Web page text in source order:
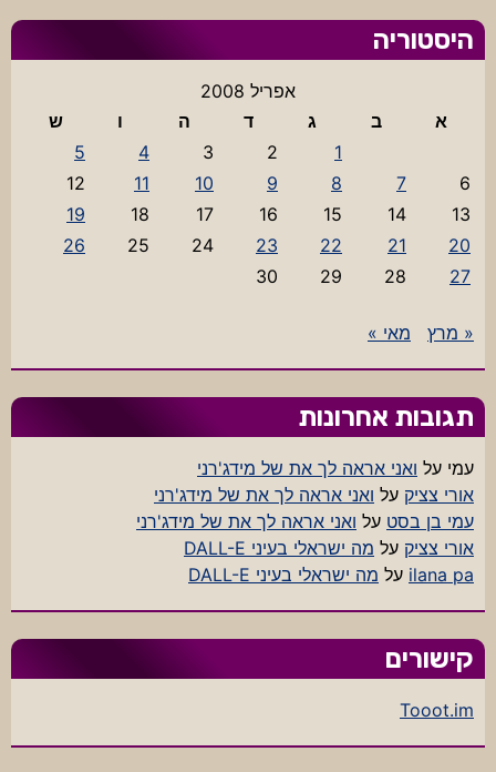
היסטוריה
אפריל 2008
א
ב ג ד ה ו
ש
1
2
3
4
5
6
7
8
9
10
11
12
13
14
15
16
17
18
19
20
21
22
23
24
25
26
27
28
29
30
« מרץ מאי »
תגובות אחרונות
עמי על ואני אראה לך את של מידג'רני
אורי צציק על ואני אראה לך את של מידג'רני
עמי בן בסט על ואני אראה לך את של מידג'רני
אורי צציק על מה ישראלי בעיני DALL-E
ilana pa על מה ישראלי בעיני DALL-E
קישורים
Tooot.im